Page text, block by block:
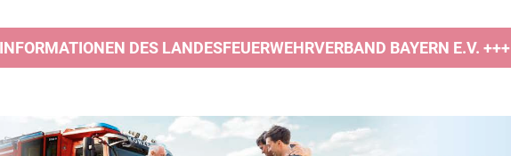
DES LANDESFEUERWEHRVERBAND BAYERN E.V. +++